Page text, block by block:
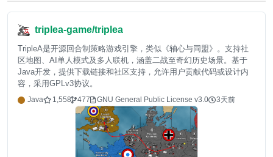
triplea-game/triplea
TripleA是开源回合制策略游戏引擎，类似《轴心与同盟》。支持社
区地图、AI单人模式及多人联机，涵盖二战至奇幻历史场景。基于
Java开发，提供下载链接和社区支持，允许用户贡献代码或设计内
容，采用GPLv3协议。
Java 1,558 477 GNU General Public License v3.0 3天前